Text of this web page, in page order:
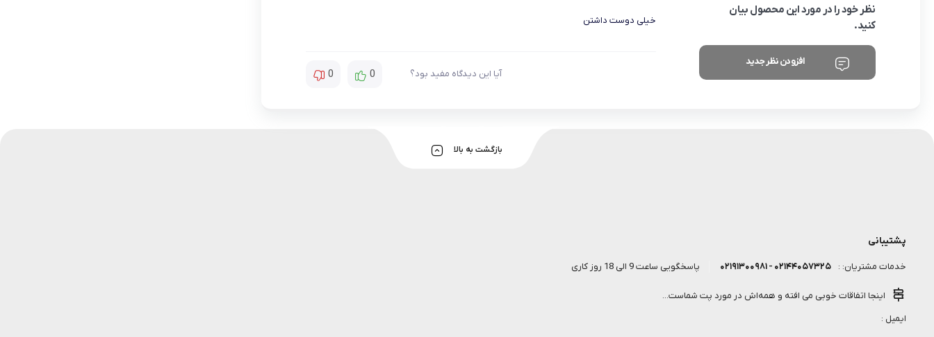
نظر خود را در مورد این محصول بیان
کنید.
افزودن نظر جدید
خیلی دوست داشتن
آیا این دیدگاه مفید بود؟ 0
0
بازگشت به بالا
پشتیبانی
خدمات مشتریان: : ۰۲۱۴۴۰۵۷۳۲۵ - ۰۲۱۹۱۳۰۰۹۸۱ پاسخگویی ساعت 9 الی 18 روز کاری
اینجا اتفاقات خوبی می افته و همه‌اش در مورد پت شماست...
ایمیل :